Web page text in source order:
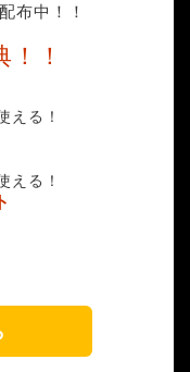
布中！！
！
える！
える！